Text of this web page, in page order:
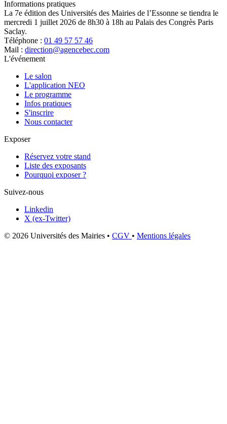
Informations pratiques
La 7e édition des Universités des Mairies de l’Essonne se tiendra le
mercredi 1 juillet 2026 de 8h30 à 18h au Palais des Congrès Paris
Saclay.
Téléphone : 01 49 57 57 46
Mail : direction@agencebec.com
L'événement
Le salon
L'application NEO
Le programme
Infos pratiques
S'inscrire
Nous contacter
Exposer
Réservez votre stand
Liste des exposants
Pourquoi exposer ?
Suivez-nous
Linkedin
X (ex-Twitter)
© 2026 Universités des Mairies • CGV • Mentions légales